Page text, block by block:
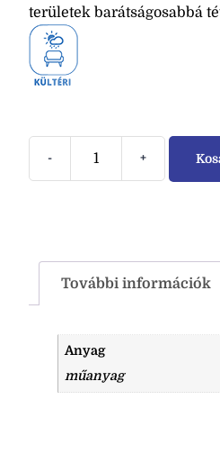
területek barátságosabbá
- +
További információk
Anyag
műanyag